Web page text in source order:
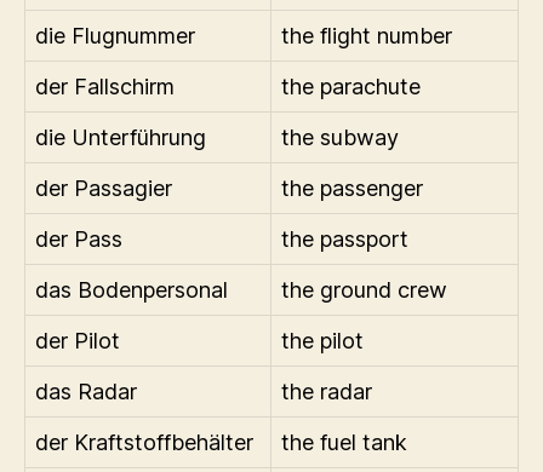
die Flugnummer
the flight number
der Fallschirm
the parachute
die Unterführung
the subway
der Passagier
the passenger
der Pass
the passport
das Bodenpersonal
the ground crew
der Pilot
the pilot
das Radar
the radar
der Kraftstoffbehälter
the fuel tank